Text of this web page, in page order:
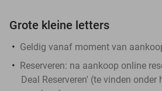
Grote kleine letters
Geldig vanaf moment van
Reserveren: na aankoop online
Deal Reserveren' (te vinden onder